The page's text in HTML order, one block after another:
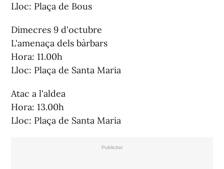
Lloc: Plaça de Bous
Dimecres 9 d'octubre
L'amenaça dels bàrbars
Hora: 11.00h
Lloc: Plaça de Santa Maria
Atac a l'aldea
Hora: 13.00h
Lloc: Plaça de Santa Maria